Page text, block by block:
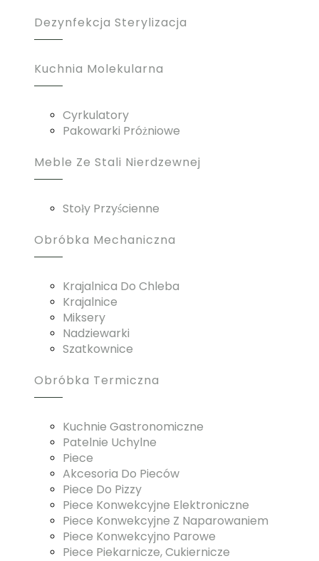
Dezynfekcja Sterylizacja
Kuchnia Molekularna
Cyrkulatory
Pakowarki Próżniowe
Meble Ze Stali Nierdzewnej
Stoły Przyścienne
Obróbka Mechaniczna
Krajalnica Do Chleba
Krajalnice
Miksery
Nadziewarki
Szatkownice
Obróbka Termiczna
Kuchnie Gastronomiczne
Patelnie Uchylne
Piece
Akcesoria Do Pieców
Piece Do Pizzy
Piece Konwekcyjne Elektroniczne
Piece Konwekcyjne Z Naparowaniem
Piece Konwekcyjno Parowe
Piece Piekarnicze, Cukiernicze